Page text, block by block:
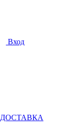
Вход
ДОСТАВКА